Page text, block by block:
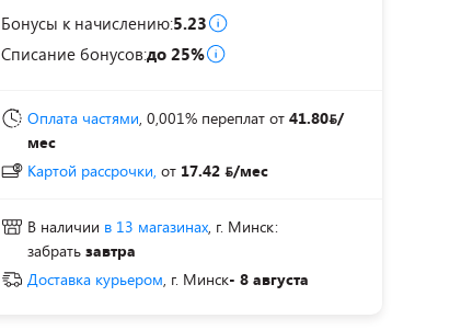
Бонусы к начислению:5.23
Списание бонусов:до 25%
Оплата частями, 0,001% переплат от 41.80 /
мес
Картой рассрочки, от 17.42 /мес
В наличии в 13 магазинах, г. Минск:
забрать завтра
Доставка курьером, г. Минск- 8 августа